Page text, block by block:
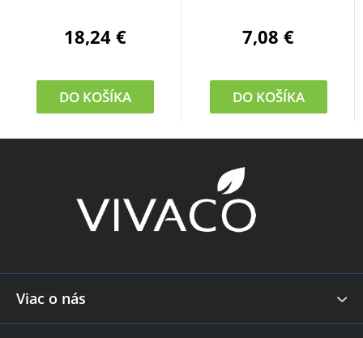
18,24 €
DO KOŠÍKA
7,08 €
DO KOŠÍKA
i
Viac o nás